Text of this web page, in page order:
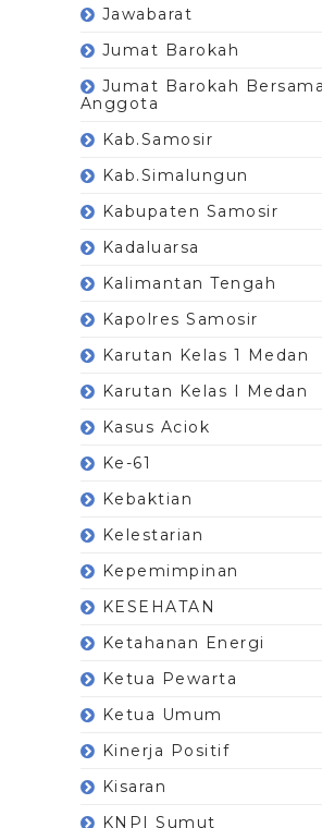
Jawabarat
Jumat Barokah
Jumat Barokah Bersama
Anggota
Kab.Samosir
Kab.Simalungun
Kabupaten Samosir
Kadaluarsa
Kalimantan Tengah
Kapolres Samosir
Karutan Kelas 1 Medan
Karutan Kelas I Medan
Kasus Aciok
Ke-61
Kebaktian
Kelestarian
Kepemimpinan
KESEHATAN
Ketahanan Energi
Ketua Pewarta
Ketua Umum
Kinerja Positif
Kisaran
KNPI Sumut